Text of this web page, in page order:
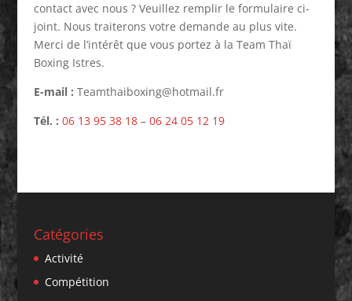
contact avec nous ? Veuillez remplir le formulaire ci-
joint. Nous traiterons votre demande au plus vite.
Merci de l’intérêt que vous portez à la Team Thaï
Boxing Istres.
E-mail : Teamthaiboxing@hotmail.fr
Tél. : 06 13 95 38 18– 06 24 05 12 19
Catégories
Activité
Compétition